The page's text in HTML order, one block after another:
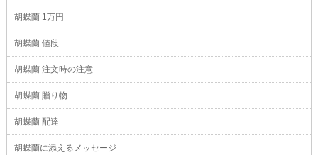
胡蝶蘭 1万円
胡蝶蘭 値段
胡蝶蘭 注文時の注意
胡蝶蘭 贈り物
胡蝶蘭 配達
胡蝶蘭に添えるメッセージ